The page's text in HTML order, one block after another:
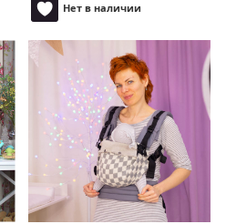
Нет в наличии